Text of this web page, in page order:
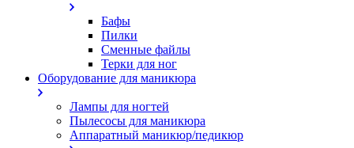
Бафы
Пилки
Сменные файлы
Терки для ног
Оборудование для маникюра
Лампы для ногтей
Пылесосы для маникюра
Аппаратный маникюр/педикюр